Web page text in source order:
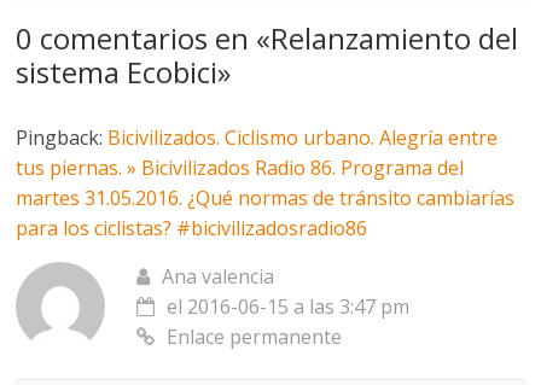
0 comentarios en «Relanzamiento del
sistema Ecobici»
Pingback: Bicivilizados. Ciclismo urbano. Alegría entre
tus piernas. » Bicivilizados Radio 86. Programa del
martes 31.05.2016. ¿Qué normas de tránsito cambiarías
para los ciclistas? #bicivilizadosradio86
Ana valencia
el 2016-06-15 a las 3:47 pm
Enlace permanente